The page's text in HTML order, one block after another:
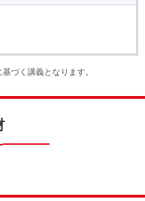
づく講義となります。